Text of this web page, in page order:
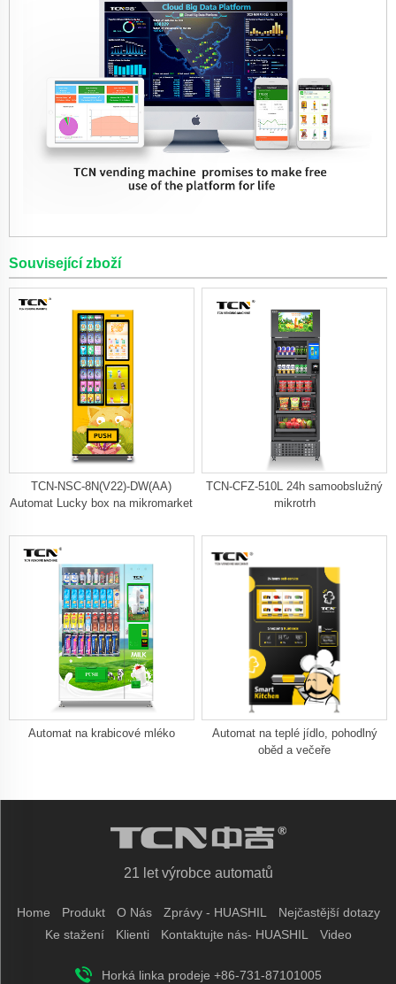
Související zboží
TCN-NSC-8N(V22)-DW(AA)
Automat Lucky box na mikromarket
TCN-CFZ-510L 24h samoobslužný
mikrotrh
Automat na krabicové mléko
Automat na teplé jídlo, pohodlný
oběd a večeře
21 let výrobce automatů
Home Produkt O Nás Zprávy - HUASHIL
Nejčastější dotazy
Ke stažení
Klienti Kontaktujte nás- HUASHIL Video
Horká linka prodeje +86-731-87101005